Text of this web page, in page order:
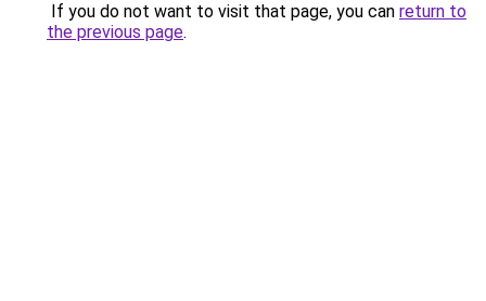
If you do not want to visit that page, you can return to
the previous page.